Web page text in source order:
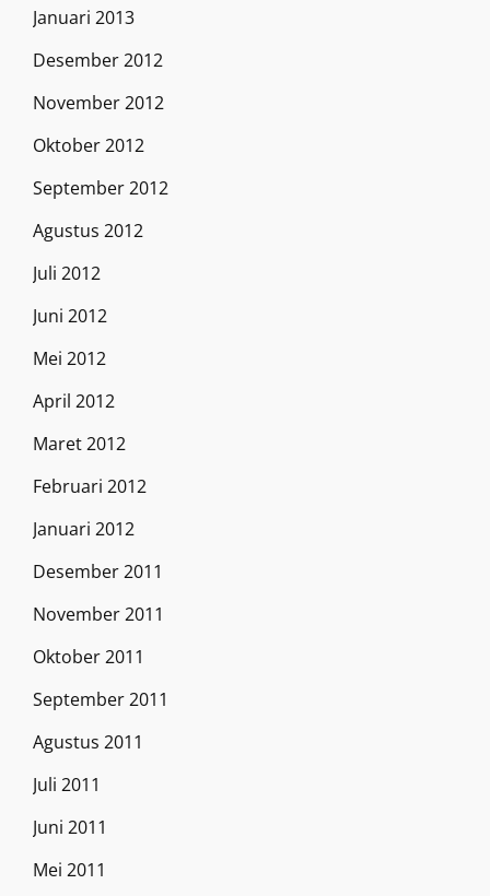
Januari 2013
Desember 2012
November 2012
Oktober 2012
September 2012
Agustus 2012
Juli 2012
Juni 2012
Mei 2012
April 2012
Maret 2012
Februari 2012
Januari 2012
Desember 2011
November 2011
Oktober 2011
September 2011
Agustus 2011
Juli 2011
Juni 2011
Mei 2011